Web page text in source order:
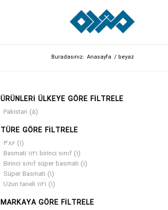
Buradasınız: Anasayfa / beyaz
ÜRÜNLERI ÜLKEYE GÖRE FILTRELE
Pakistan (5)
TÜRE GÖRE FILTRELE
386 (1)
Basmati 1121 birinci sınıf (1)
Birinci sınıf süper basmati (1)
Süper Basmati (1)
Uzun taneli 1121 (1)
MARKAYA GÖRE FILTRELE